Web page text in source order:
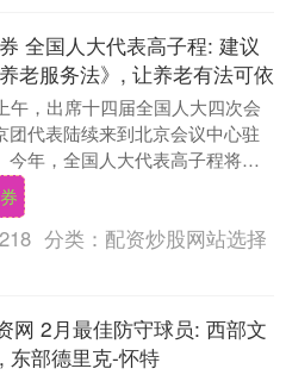
全国人大代表高子程: 建议
老服务法》, 让养老有法可依
午，出席十四届全国人大四次会
团代表陆续来到北京会议中心驻
今年，全国人大代表高子程将目
养老领域。“关心老年人，关注老
是....
218 分类： 配资炒股网站选择
网 2月最佳防守球员: 西部文
东部德里克-怀特